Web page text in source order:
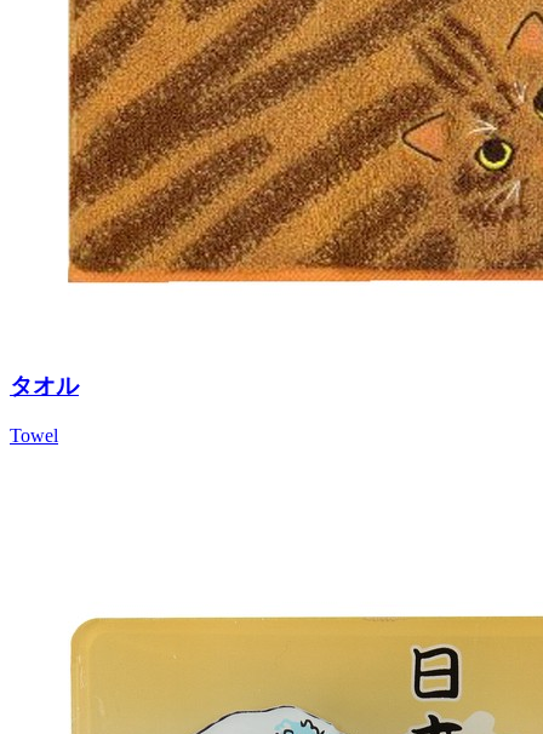
タオル
Towel